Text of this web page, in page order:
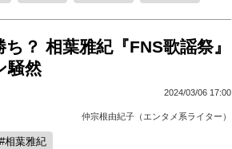
？ 相葉雅紀『FNS歌謡祭』
騒然
2024/03/06 17:00
仲宗根由紀子（エンタメ系ライター）
相葉雅紀